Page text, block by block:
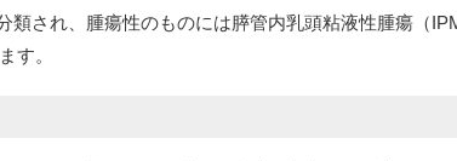
類され、腫瘍性のものには膵管内乳頭粘液性腫瘍（
す。